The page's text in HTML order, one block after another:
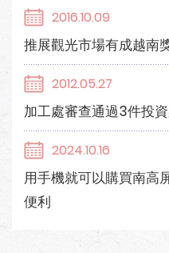
2016.10.09
推展觀光市場有成越南
2012.05.27
加工處審查通過3件投
2024.10.16
用手機就可以購買南高
便利